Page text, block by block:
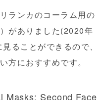
ランカのコーラム用の
がありました(2020年
ることができるので、
方におすすめです。
Masks: Second Face